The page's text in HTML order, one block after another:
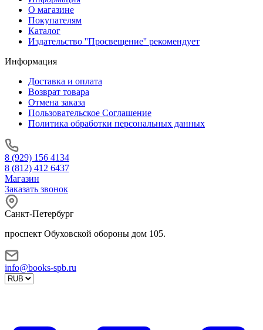
О магазине
Покупателям
Каталог
Издательство ''Просвещение'' рекомендует
Информация
Доставка и оплата
Возврат товара
Отмена заказа
Пользовательское Соглашение
Политика обработки персональных данных
8 (929) 156 4134
8 (812) 412 6437
Магазин
Заказать звонок
Санкт-Петербург
проспект Обуховской обороны дом 105.
info@books-spb.ru